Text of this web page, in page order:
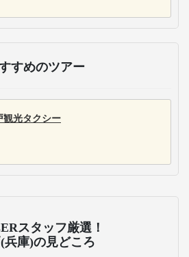
すめのツアー
観光タクシー
スタッフ厳選！
兵庫)の見どころ